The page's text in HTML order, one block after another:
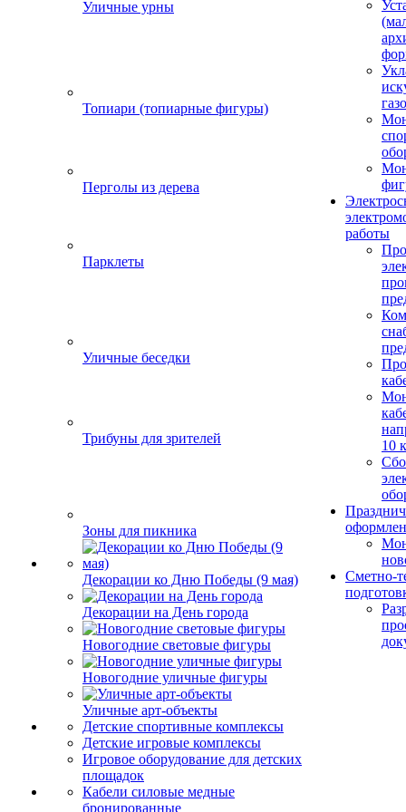
Уличные урны
Топиари (топиарные фигуры)
Перголы из дерева
Парклеты
Уличные беседки
Трибуны для зрителей
Зоны для пикника
Декорации ко Дню Победы (9 мая)
Декорации на День города
Новогодние световые фигуры
Новогодние уличные фигуры
Уличные арт-объекты
Детские спортивные комплексы
Детские игровые комплексы
Игровое оборудование для детских
площадок
Кабели силовые медные
бронированные
работы
10
Сметно-